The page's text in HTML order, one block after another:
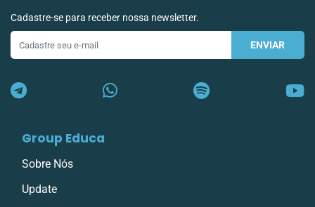
Cadastre-se para receber nossa newsletter.
ENVIAR
Group Educa
Sobre Nós
Update